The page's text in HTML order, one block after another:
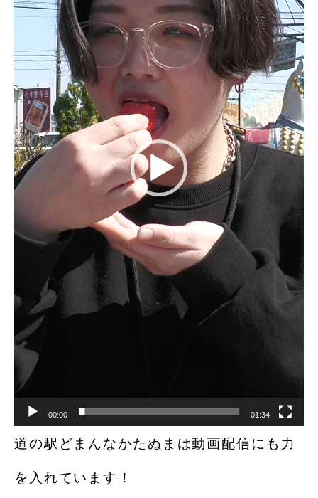
ヤ
00:00 01:34
道の駅どまんなかたぬまは動画配信にも力
を入れています！